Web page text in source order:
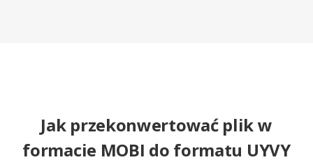
Jak przekonwertować plik w
formacie MOBI do formatu UYVY